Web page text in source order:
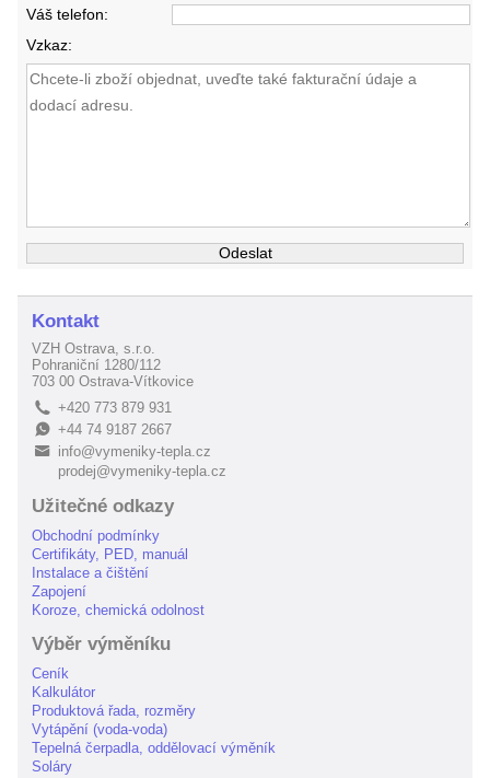
Váš telefon:
Vzkaz:
Kontakt
VZH Ostrava, s.r.o.
Pohraniční 1280/112
703 00 Ostrava-Vítkovice
L +420 773 879 931
E+44 74 9187 2667
B
info@vymeniky-tepla.cz
prodej@vymeniky-tepla.cz
Užitečné odkazy
Obchodní podmínky
Certifikáty, PED, manuál
Instalace a čištění
Zapojení
Koroze, chemická odolnost
Výběr výměníku
Ceník
Kalkulátor
Produktová řada, rozměry
Vytápění (voda-voda)
Tepelná čerpadla, oddělovací výměník
Soláry